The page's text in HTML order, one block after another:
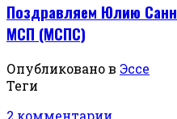
Поздравляем Юлию
МСП (МСПС)
Опубликовано в Эссе
Теги
2 комментарии